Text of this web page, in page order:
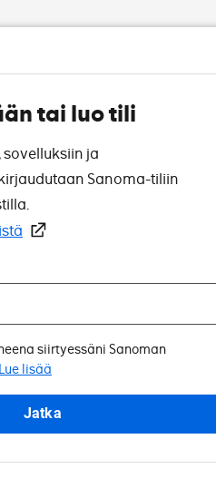
tai luo tili
ja
Sanoma-tiliin
siirtyessäni Sanoman
Lue lisää
Jatka